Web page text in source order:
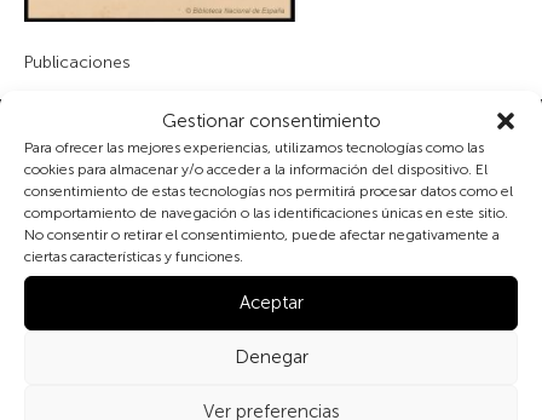
Gestionar consentimiento
Para ofrecer las mejores experiencias, utilizamos tecnologías como las
cookies para almacenar y/o acceder a la información del dispositivo. El
consentimiento de estas tecnologías nos permitirá procesar datos como el
comportamiento de navegación o las identificaciones únicas en este sitio.
No consentir o retirar el consentimiento, puede afectar negativamente a
ciertas características y funciones.
Aceptar
Denegar
Ver preferencias
Publicaciones
Suscribete a nuestra newsletter
Al marcar la casilla y enviar este formulario, usted
consiente expresamente el tratamiento de sus datos
personales conforme a la normativa vigente en
particular, de acuerdo con lo dispuesto en el
Reglamento (UE) 2016/679 del Parlamento Europeo y